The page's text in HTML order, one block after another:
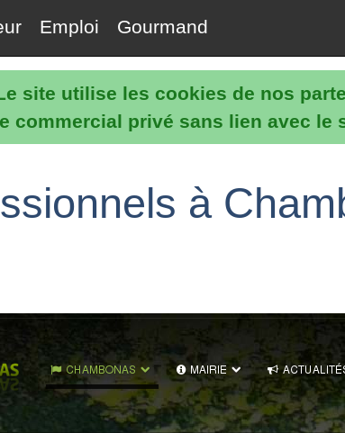
site utilise les cookies de nos
commercial privé sans lien avec le
Emploi Gourmand
à